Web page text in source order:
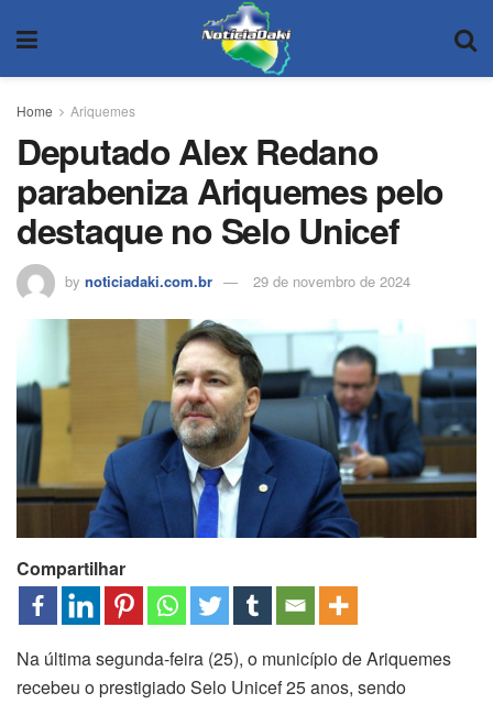
Home Ariquemes
Deputado Alex Redano
parabeniza Ariquemes pelo
destaque no Selo Unicef
by noticiadaki.com.br 29 de novembro de 2024
Compartilhar
Na última segunda-feira (25), o município de Ariquemes
recebeu o prestigiado Selo Unicef 25 anos, sendo